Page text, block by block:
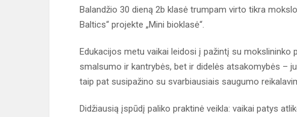
Balandžio 30 dieną 2b klasė trumpam virto tikra
Baltics“ projekte „Mini bioklasė“.
Edukacijos metu vaikai leidosi į pažintį su
smalsumo ir kantrybės, bet ir didelės atsakomybės –
taip pat susipažino su svarbiausiais saugumo
Didžiausią įspūdį paliko praktinė veikla: vaikai patys